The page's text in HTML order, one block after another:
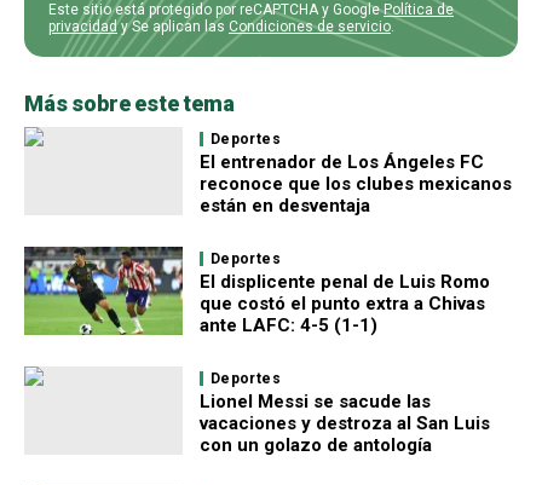
Este sitio está protegido por reCAPTCHA y GooglePolítica de
privacidady Se aplican las Condiciones de servicio.
Más sobre este tema
Deportes
El entrenador de Los Ángeles FC
reconoce que los clubes mexicanos
están en desventaja
Deportes
El displicente penal de Luis Romo
que costó el punto extra a Chivas
ante LAFC: 4-5 (1-1)
Deportes
Lionel Messi se sacude las
vacaciones y destroza al San Luis
con un golazo de antología